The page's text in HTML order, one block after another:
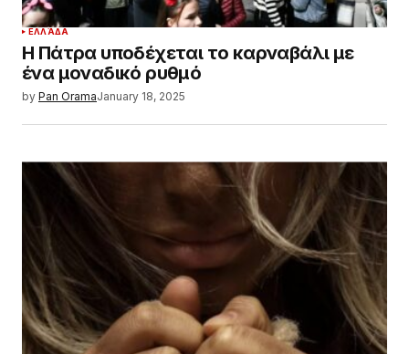
ΕΛΛΆΔΑ
Η Πάτρα υποδέχεται το καρναβάλι με
ένα μοναδικό ρυθμό
by Pan OramaJanuary 18, 2025